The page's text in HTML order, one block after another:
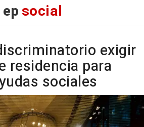
epsocial
exigir
residencia para
sociales